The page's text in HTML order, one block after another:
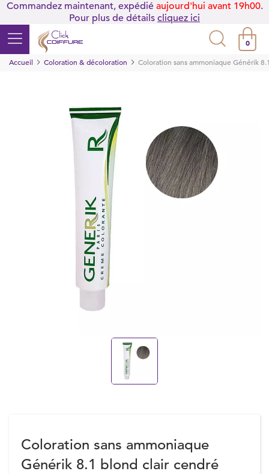
Commandez maintenant, expédié aujourd'hui avant 19h00.
Pour plus de détails cliquez ici
0
Accueil
Coloration & décoloration Coloration sans ammoniaque Générik
Coloration sans ammoniaque
Générik 8.1 blond clair cendré